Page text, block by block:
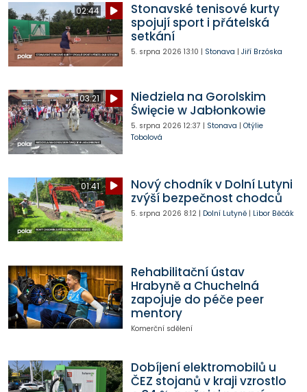
02:44
Stonavské tenisové kurty
spojují sport i přátelská
setkání
5. srpna 2026 13:10 | Stonava | Jiří Brzóska
03:21
Niedziela na Gorolskim
Święcie w Jabłonkowie
5. srpna 2026 12:37 | Stonava | Otýlie
Tobolová
01:41
Nový chodník v Dolní Lutyni
zvýší bezpečnost chodců
5. srpna 2026 8:12| Dolní Lutyně| Libor Běčák
Rehabilitační ústav
Hrabyně a Chuchelná
zapojuje do péče peer
mentory
Komerční sdělení
Dobíjení elektromobilů u
ČEZ stojanů v kraji vzrostlo